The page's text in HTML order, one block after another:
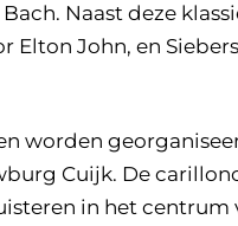
Naast deze
John, en
worden
Cuijk. De
in het